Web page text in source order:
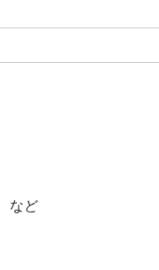
など